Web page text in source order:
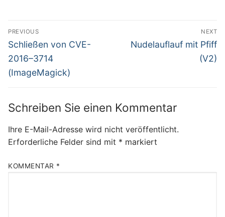
Beitragsnavigation
PREVIOUS
Previous
post:
Schließen von CVE-
2016–3714
(ImageMagick)
NEXT
Next
Nudelauflauf mit Pfiff
(V2)
Schreiben Sie einen Kommentar
Ihre E-Mail-Adresse wird nicht veröffentlicht.
Erforderliche Felder sind mit * markiert
KOMMENTAR *